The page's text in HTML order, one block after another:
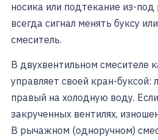
носика или подтекание из-под
всегда сигнал менять буксу
смеситель.
В двухвентильном смесителе
управляет своей кран-буксой:
правый на холодную воду.
закрученных вентилях,
В рычажном (одноручном)